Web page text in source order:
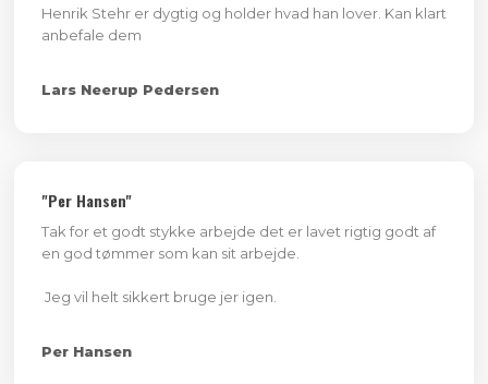
Henrik Stehr er dygtig og holder hvad han lover. Kan klart
anbefale dem
Lars Neerup Pedersen
"Per Hansen"
Tak for et godt stykke arbejde det er lavet rigtig godt af
en god tømmer som kan sit arbejde.
Jeg vil helt sikkert bruge jer igen.
Per Hansen